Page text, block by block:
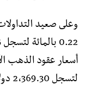
وعلى صعيد
لتسجل 2،369.30 دولار للأوقية.